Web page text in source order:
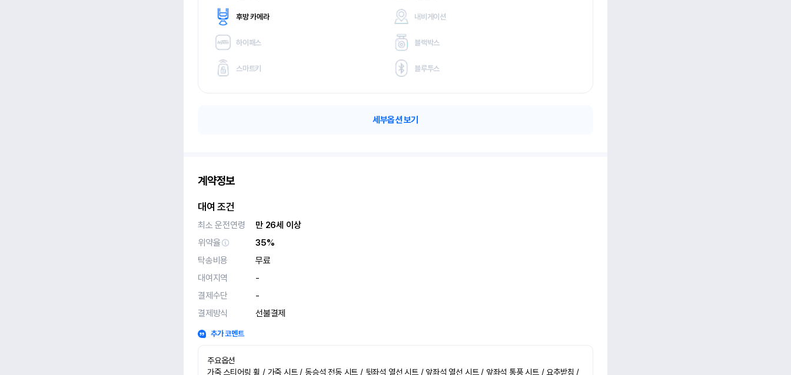
후방 카메라 내비게이션
하이패스 블랙박스
스마트키 블루투스
세부옵션 보기
계약정보
대여 조건
최소 운전연령
만 26세 이상
위약율
35%
탁송비용
무료
대여지역
-
결제수단
-
결제방식
선불결제
추가 코멘트
주요옵션
가죽 스티어링 휠 / 가죽 시트 / 동승석 전동 시트 / 뒷좌석 열선 시트 / 앞좌석 열선 시트 / 앞좌석 통풍 시트 / 요추받침 /